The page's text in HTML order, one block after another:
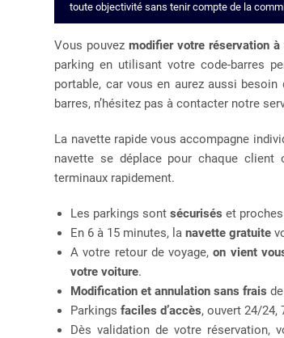
toute objectivité sans tenir compte de la
Vous pouvezmodifier votre réservation
parking en utilisant votre code-barres
portable, car vous en aurez aussi
barres, n’hésitez pas à contacter notre
La navette rapide vous accompagne
navette se déplace pour chaque client
terminaux rapidement.
Les parkings sont sécurisés et
En 6 à 15 minutes, lanavette gratuite
A votre retour de voyage,on vient
votre voiture.
Modification et annulation sans frais
Parkingsfaciles d’accès, ouvert 24/24,
Dès validation de votre réservation,